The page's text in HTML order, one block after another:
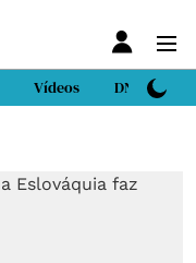
Vídeos DN Sport